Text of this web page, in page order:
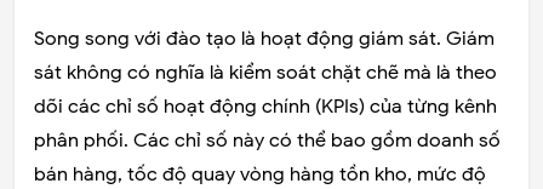
Song song với đào tạo là hoạt động giám sát. Giám
sát không có nghĩa là kiểm soát chặt chẽ mà là theo
dõi các chỉ số hoạt động chính (KPIs) của từng kênh
phân phối. Các chỉ số này có thể bao gồm doanh số
bán hàng, tốc độ quay vòng hàng tồn kho, mức độ